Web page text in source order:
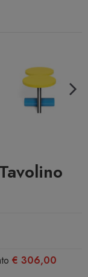
€ 306,00